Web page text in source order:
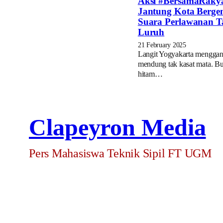
Jantung Kota
Suara Perlawanan
Luruh
21 February 2025
Langit Yogyakarta
mendung tak kasat mata.
hitam…
Clapeyron Media
Pers Mahasiswa Teknik Sipil FT UGM